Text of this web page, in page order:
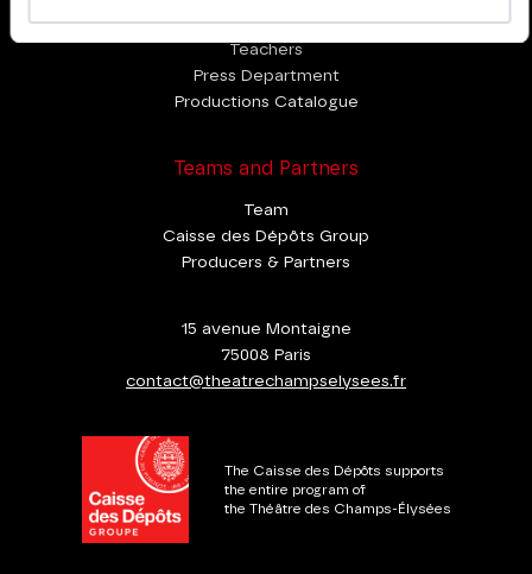
Teachers
Press Department
Productions Catalogue
Teams and Partners
Team
Caisse des Dépôts Group
Producers & Partners
15 avenue Montaigne
75008 Paris
contact@theatrechampselysees.fr
The Caisse des Dépôts supports
the entire program of
the Théâtre des Champs-Élysées